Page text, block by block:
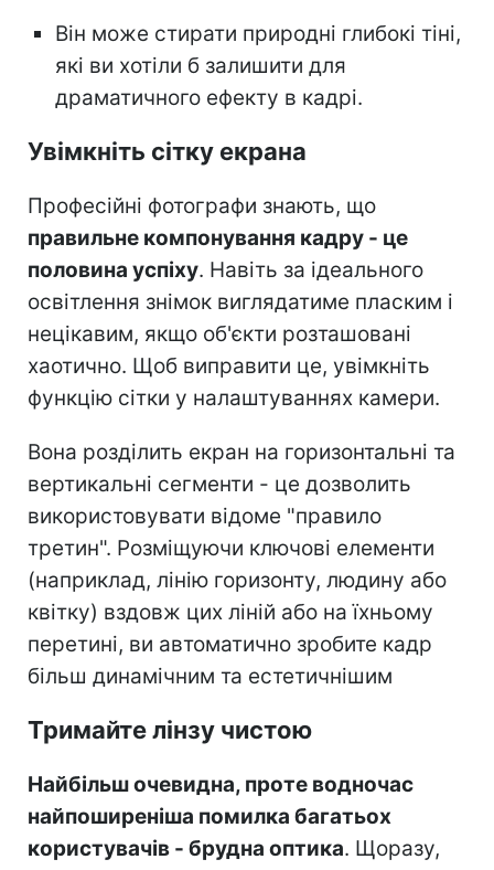
Він може стирати природні глибокі тіні,
які ви хотіли б залишити для
драматичного ефекту в кадрі.
Увімкніть сітку екрана
Професійні фотографи знають, що
правильне компонування кадру - це
половина успіху. Навіть за ідеального
освітлення знімок виглядатиме пласким і
нецікавим, якщо об'єкти розташовані
хаотично. Щоб виправити це, увімкніть
функцію сітки у налаштуваннях камери.
Вона розділить екран на горизонтальні та
вертикальні сегменти - це дозволить
використовувати відоме "правило
третин". Розміщуючи ключові елементи
(наприклад, лінію горизонту, людину або
квітку) вздовж цих ліній або на їхньому
перетині, ви автоматично зробите кадр
більш динамічним та естетичнішим
Тримайте лінзу чистою
Найбільш очевидна, проте водночас
найпоширеніша помилка багатьох
користувачів - брудна оптика. Щоразу,